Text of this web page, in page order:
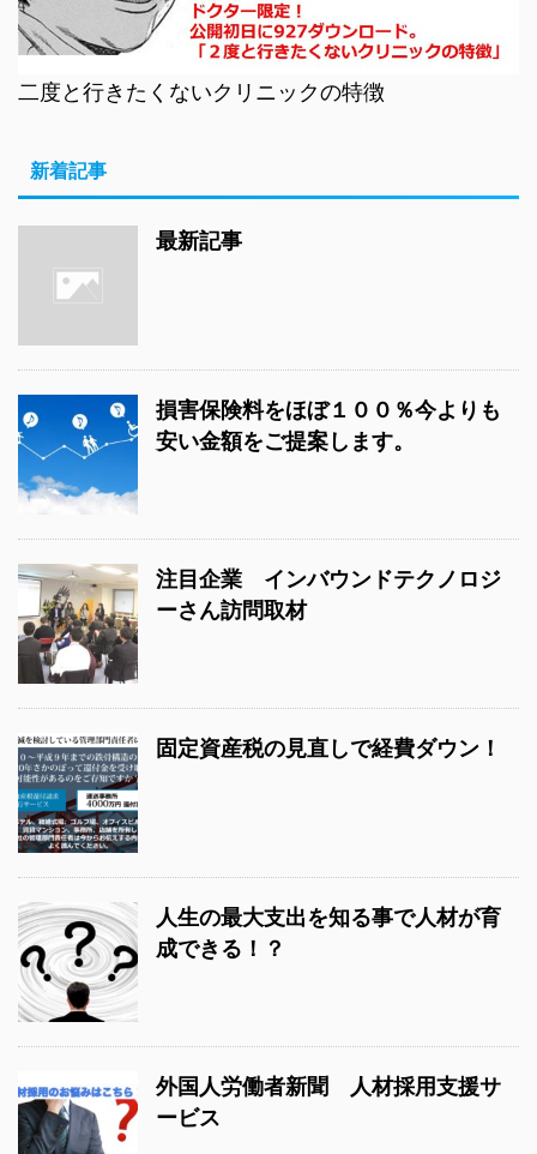
二度と行きたくないクリニックの特徴
新着記事
最新記事
損害保険料をほぼ１００％今よりも
安い金額をご提案します。
注目企業 インバウンドテクノロジ
ーさん訪問取材
固定資産税の見直しで経費ダウン！
人生の最大支出を知る事で人材が育
成できる！？
外国人労働者新聞 人材採用支援サ
ービス